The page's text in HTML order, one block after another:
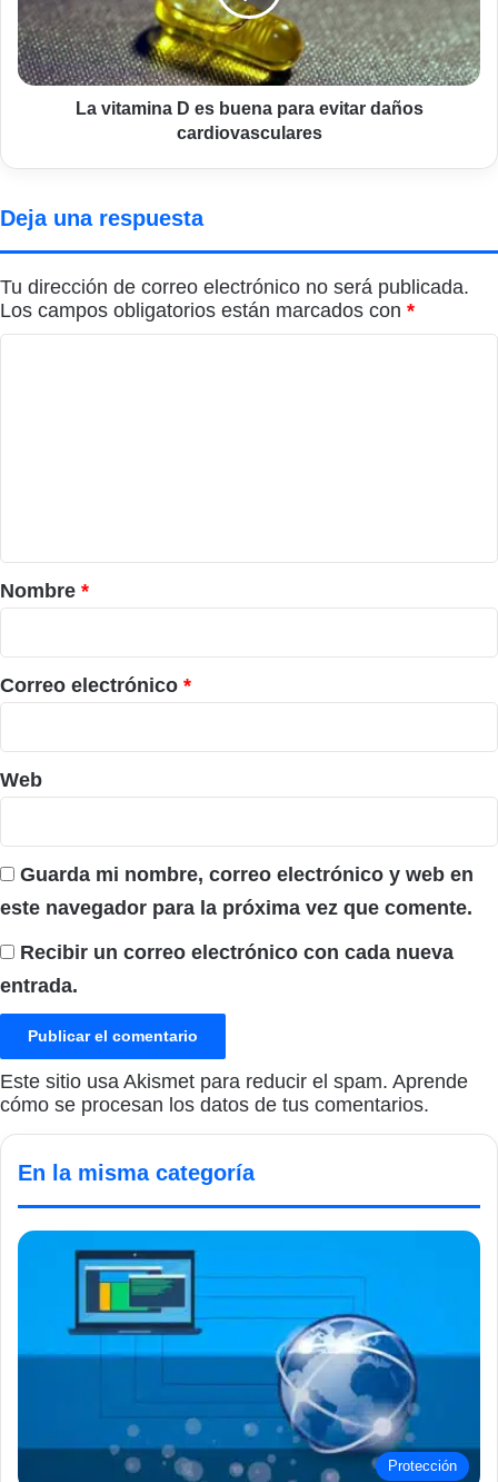
para
evitar
daños
cardiovasculares
La vitamina D es buena para evitar daños
cardiovasculares
Deja una respuesta
Tu dirección de correo electrónico no será publicada.
Los campos obligatorios están marcados con *
r
i
o
*
Nombre *
Correo electrónico *
Web
Guarda mi nombre, correo electrónico y web en
este navegador para la próxima vez que comente.
Recibir un correo electrónico con cada nueva
entrada.
Este sitio usa Akismet para reducir el spam. Aprende
cómo se procesan los datos de tus comentarios.
En la misma categoría
Protección